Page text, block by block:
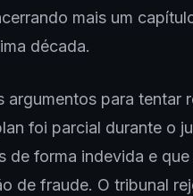
mais um
década.
argumentos para tentar
foi parcial durante o
de forma indevida e
de fraude. O tribunal